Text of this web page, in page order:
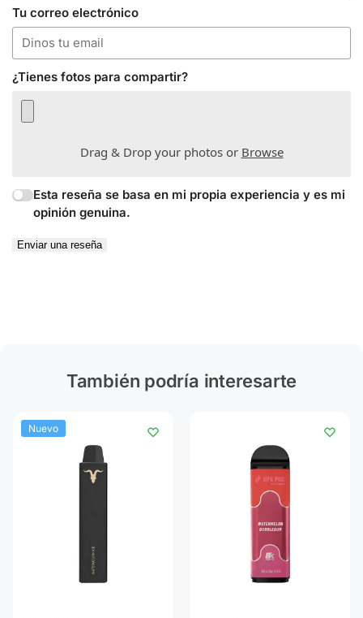
Tu correo electrónico
¿Tienes fotos para compartir?
Drag & Drop your photos or Browse
Esta reseña se basa en mi propia experiencia y es mi
opinión genuina.
Enviar una reseña
También podría interesarte
Nuevo